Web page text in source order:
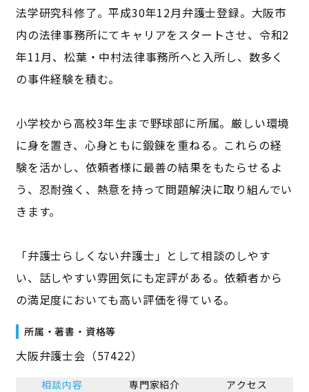
法学研究科修了。平成30年12月弁護士登録。大阪市
内の法律事務所にてキャリアをスタートさせ、令和2
年11月、松葉・中村法律事務所へと入所し、数多く
の事件経験を積む。
小学校から高校3年生まで野球部に所属。厳しい環境
に身を置き、心身ともに鍛錬を重ねる。これらの経
験を活かし、依頼者様に最善の結果をもたらせるよ
う、忍耐強く、熱意を持って問題解決に取り組んでい
きます。
「弁護士らしくない弁護士」として相談のしやす
い、話しやすい雰囲気にも定評がある。依頼者から
の満足度においても高い評価を得ている。
所属・著書・資格等
大阪弁護士会（57422）
相談内容 専門家紹介 アクセス